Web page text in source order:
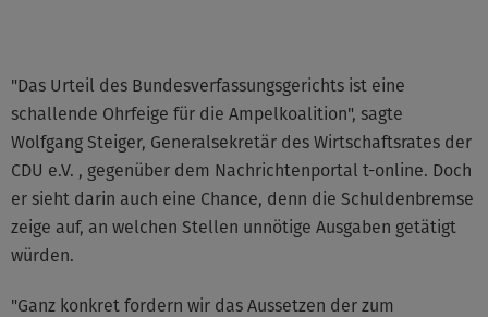
"Das Urteil des Bundesverfassungsgerichts ist eine
schallende Ohrfeige für die Ampelkoalition", sagte
Wolfgang Steiger, Generalsekretär des Wirtschaftsrates der
CDU e.V. , gegenüber dem Nachrichtenportal t-online. Doch
er sieht darin auch eine Chance, denn die Schuldenbremse
zeige auf, an welchen Stellen unnötige Ausgaben getätigt
würden.
"Ganz konkret fordern wir das Aussetzen der zum